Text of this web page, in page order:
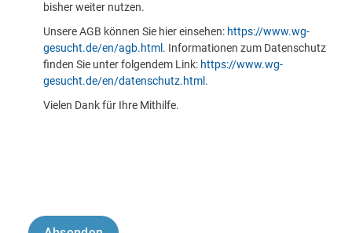
bisher weiter nutzen.
Unsere AGB können Sie hier einsehen: https://www.wg-
gesucht.de/en/agb.html . Informationen zum Datenschutz
finden Sie unter folgendem Link: https://www.wg-
gesucht.de/en/datenschutz.html .
Vielen Dank für Ihre Mithilfe.